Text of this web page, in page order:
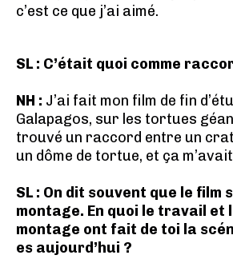
c’est ce que j’ai aimé.
SL : C’était quoi comme
NH : J’ai fait mon film de fin
Galapagos, sur les tortues
trouvé un raccord entre un
un dôme de tortue, et ça
SL : On dit souvent que le film
montage. En quoi le travail et
montage ont fait de toi la
es aujourd’hui ?